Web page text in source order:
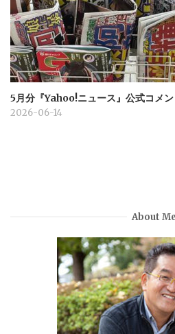
5月分『Yahoo!ニュース』公式コメン
2026-06-14
About Me